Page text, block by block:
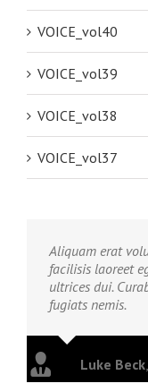
VOICE_vol40
VOICE_vol39
VOICE_vol38
VOICE_vol37
Aliquam erat
facilisis laoreet
ultrices dui.
fugiats nemis.
Luke Beck